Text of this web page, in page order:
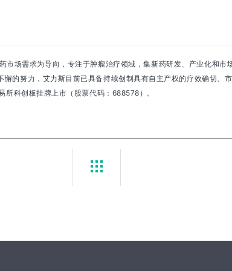
场需求为导向，专注于肿瘤治疗领域，集新药研发、产业化和
的努力，艾力斯目前已具备持续创制具有自主产权的疗效确切、
科创板挂牌上市（股票代码：688578）。